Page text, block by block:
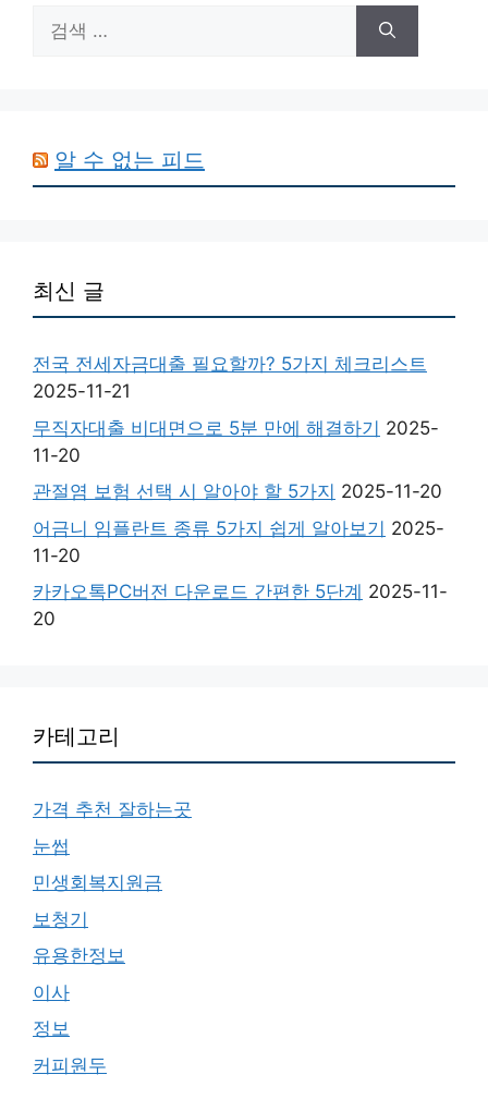
색:
알 수 없는 피드
최신 글
전국 전세자금대출 필요할까? 5가지 체크리스트
2025-11-21
무직자대출 비대면으로 5분 만에 해결하기 2025-
11-20
관절염 보험 선택 시 알아야 할 5가지 2025-11-20
어금니 임플란트 종류 5가지 쉽게 알아보기 2025-
11-20
카카오톡PC버전 다운로드 간편한 5단계 2025-11-
20
카테고리
가격 추천 잘하는곳
눈썹
민생회복지원금
보청기
유용한정보
이사
정보
커피원두